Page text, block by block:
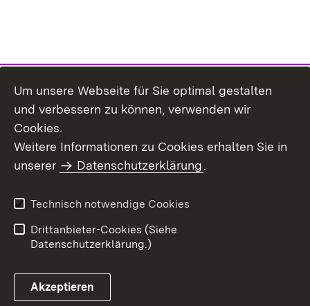
Benutzungshinweise
Erklärung zur
Um unsere Webseite für Sie optimal gestalten
und verbessern zu können, verwenden wir
Cookies.
Weitere Informationen zu Cookies erhalten Sie in
unserer
Datenschutzerklärung.
Technisch notwendige Cookies
Drittanbieter-Cookies (Siehe
Datenschutzerklärung.)
Akzeptieren